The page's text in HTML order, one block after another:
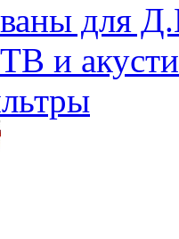
для
и